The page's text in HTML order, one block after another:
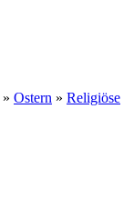
» Ostern » Religiöse